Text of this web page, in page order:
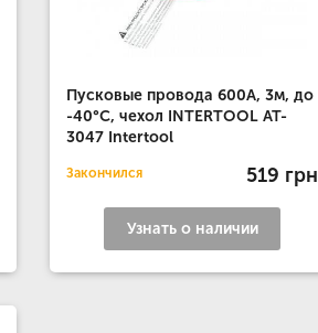
Пусковые провода 600А, 3м, до
-40°C, чехол INTERTOOL AT-
3047 Intertool
Закончился 519 грн
Узнать о наличии